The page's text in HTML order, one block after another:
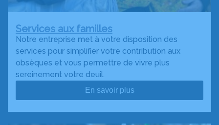
Services aux familles
Notre entreprise met à votre disposition des
services pour simplifier votre contribution aux
obsèques et vous permettre de vivre plus
sereinement votre deuil.
En savoir plus